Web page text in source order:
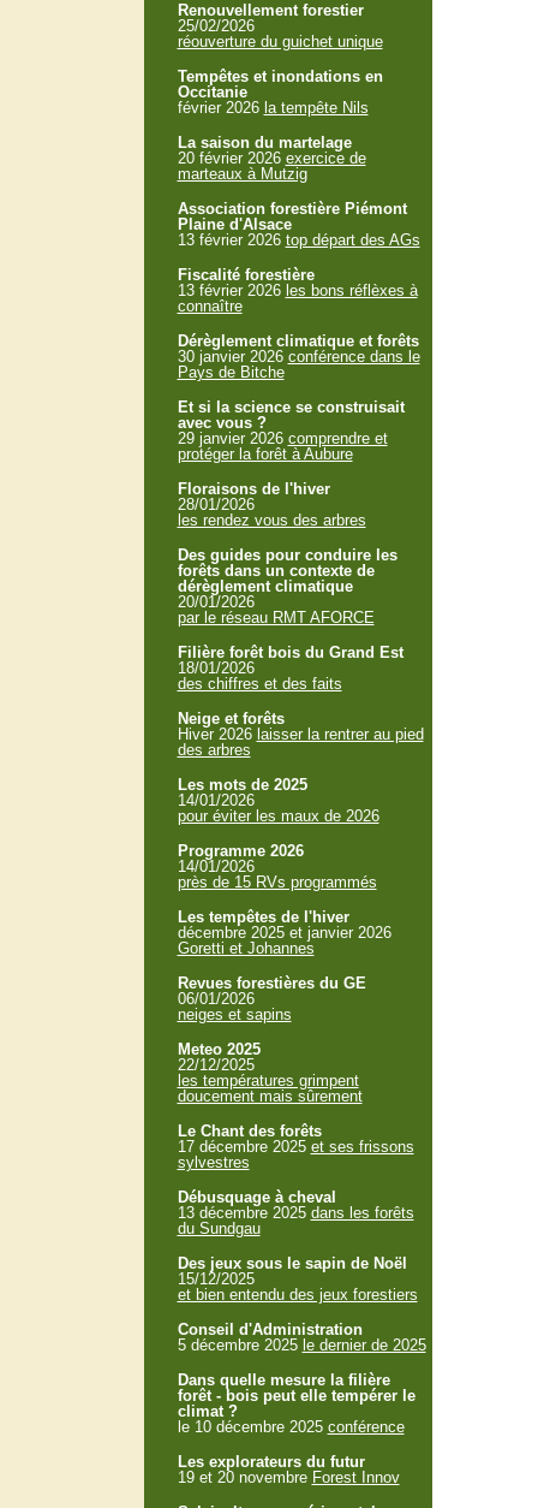
Renouvellement forestier
25/02/2026
réouverture du guichet unique
Tempêtes et inondations en
Occitanie
février 2026 la tempête Nils
La saison du martelage
20 février 2026 exercice de
marteaux à Mutzig
Association forestière Piémont
Plaine d'Alsace
13 février 2026 top départ des AGs
Fiscalité forestière
13 février 2026 les bons réflèxes à
connaître
Dérèglement climatique et forêts
30 janvier 2026 conférence dans le
Pays de Bitche
Et si la science se construisait
avec vous ?
29 janvier 2026 comprendre et
protéger la forêt à Aubure
Floraisons de l'hiver
28/01/2026
les rendez vous des arbres
Des guides pour conduire les
forêts dans un contexte de
dérèglement climatique
20/01/2026
par le réseau RMT AFORCE
Filière forêt bois du Grand Est
18/01/2026
des chiffres et des faits
Neige et forêts
Hiver 2026 laisser la rentrer au pied
des arbres
Les mots de 2025
14/01/2026
pour éviter les maux de 2026
Programme 2026
14/01/2026
près de 15 RVs programmés
Les tempêtes de l'hiver
décembre 2025 et janvier 2026
Goretti et Johannes
Revues forestières du GE
06/01/2026
neiges et sapins
Meteo 2025
22/12/2025
les températures grimpent
doucement mais sûrement
Le Chant des forêts
17 décembre 2025 et ses frissons
sylvestres
Débusquage à cheval
13 décembre 2025 dans les forêts
du Sundgau
Des jeux sous le sapin de Noël
15/12/2025
et bien entendu des jeux forestiers
Conseil d'Administration
5 décembre 2025 le dernier de 2025
Dans quelle mesure la filière
forêt - bois peut elle tempérer le
climat ?
le 10 décembre 2025 conférence
Les explorateurs du futur
19 et 20 novembre Forest Innov